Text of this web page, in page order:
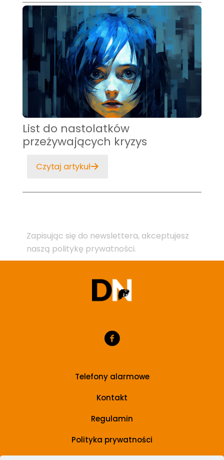
List do nastolatków
przeżywających kryzys
Czytaj artykuł
Zapisując się do newslettera, akceptujesz
naszą politykę prywatności.
Telefony alarmowe
Kontakt
Regulamin
Polityka prywatności